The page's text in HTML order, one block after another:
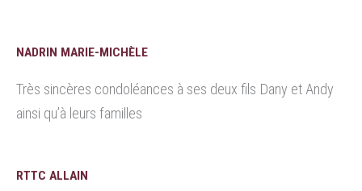
NADRIN MARIE-MICHÈLE
Très sincères condoléances à ses deux fils Dany et Andy
ainsi qu’à leurs familles
RTTC ALLAIN